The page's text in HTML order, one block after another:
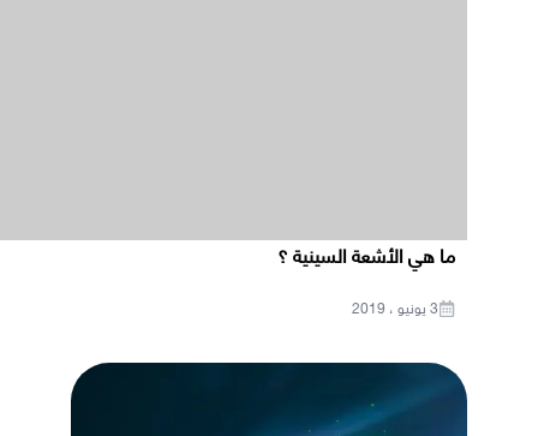
ما هي الأشعة السينية ؟
3 يونيو ، 2019